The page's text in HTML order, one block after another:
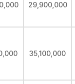
29,900,000
35,100,000